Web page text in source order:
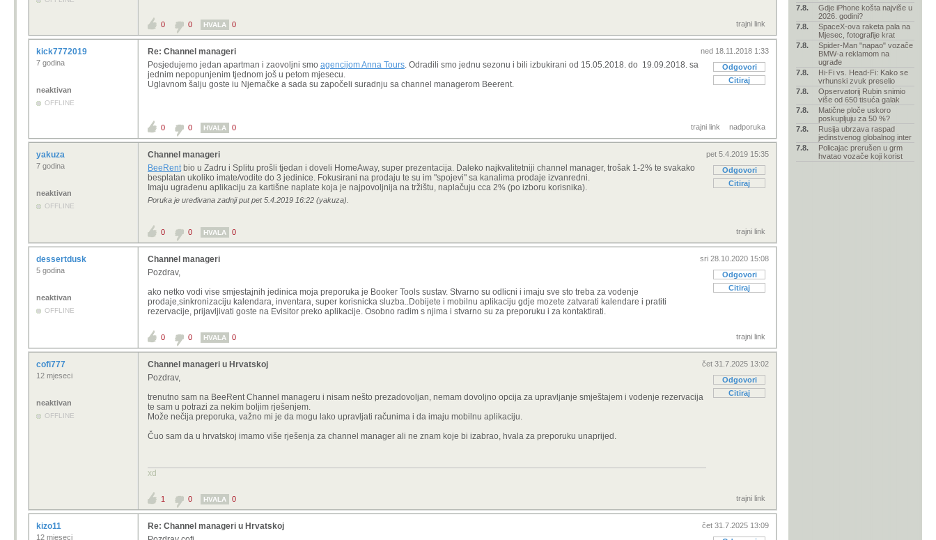
trajni link
0 0 HVALA 0
kick7772019
7 godina
neaktivan
OFFLINE
ned 18.11.2018 1:33
Odgovori
Citiraj
Re: Channel manageri
Posjedujemo jedan apartman i zaovoljni smo agencijom Anna Tours. Odradili smo jednu sezonu i bili izbukirani od 15.05.2018. do 19.09.2018. sa
jednim nepopunjenim tjednom još u petom mjesecu.
Uglavnom šalju goste iu Njemačke a sada su započeli suradnju sa channel managerom Beerent.
trajni link nadporuka
0 0 HVALA 0
yakuza
7 godina
neaktivan
OFFLINE
pet 5.4.2019 15:35
Odgovori
Citiraj
Channel manageri
BeeRentbio u Zadru i Splitu prošli tjedan i doveli HomeAway, super prezentacija. Daleko najkvalitetniji channel manager, trošak 1-2% te svakako
besplatan ukoliko imate/vodite do 3 jedinice. Fokusirani na prodaju te su im "spojevi" sa kanalima prodaje izvanredni.
Imaju ugrađenu aplikaciju za kartišne naplate koja je najpovoljnija na tržištu, naplačuju cca 2% (po izboru korisnika).
Poruka je uređivana zadnji put pet 5.4.2019 16:22 (yakuza).
trajni link
0 0 HVALA 0
dessertdusk
5 godina
neaktivan
OFFLINE
sri 28.10.2020 15:08
Odgovori
Citiraj
Channel manageri
Pozdrav,
ako netko vodi vise smjestajnih jedinica moja preporuka je Booker Tools sustav. Stvarno su odlicni i imaju sve sto treba za vodenje
prodaje,sinkronizaciju kalendara, inventara, super korisnicka sluzba..Dobijete i mobilnu aplikaciju gdje mozete zatvarati kalendare i pratiti
rezervacije, prijavljivati goste na Evisitor preko aplikacije. Osobno radim s njima i stvarno su za preporuku i za kontaktirati.
trajni link
0 0 HVALA 0
cofi777
12 mjeseci
neaktivan
OFFLINE
čet 31.7.2025 13:02
Odgovori
Citiraj
Channel manageri u Hrvatskoj
Pozdrav,
trenutno sam na BeeRent Channel manageru i nisam nešto prezadovoljan, nemam dovoljno opcija za upravljanje smještajem i vodenje rezervacija
te sam u potrazi za nekim boljim rješenjem.
Može nečija preporuka, važno mi je da mogu lako upravljati računima i da imaju mobilnu aplikaciju.
Čuo sam da u hrvatskoj imamo više rješenja za channel manager ali ne znam koje bi izabrao, hvala za preporuku unaprijed.
xd
trajni link
1 0 HVALA 0
kizo11
12 mjeseci
čet 31.7.2025 13:09
Re: Channel manageri u Hrvatskoj
7.8.
Gdje iPhone košta najviše u
2026. godini?
7.8.
SpaceX-ova raketa pala na
Mjesec, fotografije krat
7.8.
Spider-Man "napao" vozače
BMW-a reklamom na
ugrađe
7.8.
Hi-Fi vs. Head-Fi: Kako se
vrhunski zvuk preselio
7.8.
Opservatorij Rubin snimio
više od 650 tisuća galak
7.8.
Matične ploče uskoro
poskupljuju za 50 %?
7.8.
Rusija ubrzava raspad
jedinstvenog globalnog inter
7.8.
Policajac prerušen u grm
hvatao vozače koji korist